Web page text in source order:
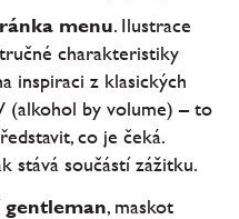
menu. Ilustrace
charakteristiky
inspiraci z klasických
(alkohol by volume) – to
co je čeká.
stává součástí zážitku.
, maskot